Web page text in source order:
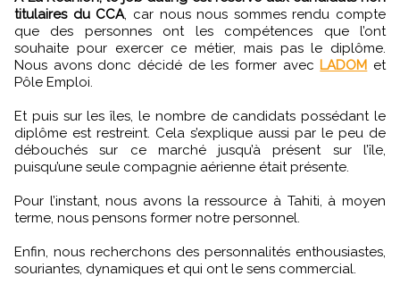
titulaires du CCA, car nous nous sommes rendu compte
que des personnes ont les compétences que l’ont
souhaite pour exercer ce métier, mais pas le diplôme.
Nous avons donc décidé de les former avec LADOM et
Pôle Emploi.
Et puis sur les îles, le nombre de candidats possédant le
diplôme est restreint. Cela s’explique aussi par le peu de
débouchés sur ce marché jusqu’à présent sur l’île,
puisqu’une seule compagnie aérienne était présente.
Pour l’instant, nous avons la ressource à Tahiti, à moyen
terme, nous pensons former notre personnel.
Enfin, nous recherchons des personnalités enthousiastes,
souriantes, dynamiques et qui ont le sens commercial.